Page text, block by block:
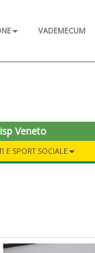
VADEMECUM
Veneto
E SPORT SOCIALE